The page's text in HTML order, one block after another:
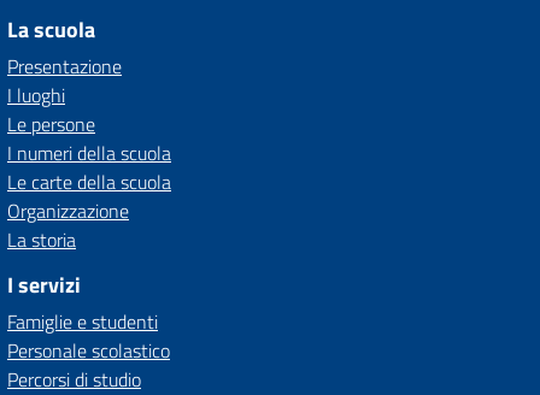
La scuola
Presentazione
I luoghi
Le persone
I numeri della scuola
Le carte della scuola
Organizzazione
La storia
I servizi
Famiglie e studenti
Personale scolastico
Percorsi di studio